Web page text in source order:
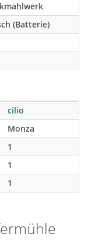
(Batterie)
cilio
Monza
1
1
1